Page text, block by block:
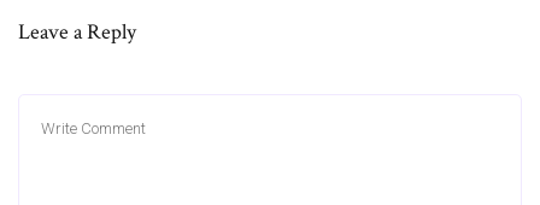
Leave a Reply